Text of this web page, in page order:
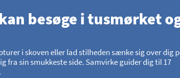
besøge i tusmørket
i skoven eller lad stilheden sænke sig over dig
sin smukkeste side. Samvirke guider dig til 17